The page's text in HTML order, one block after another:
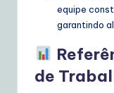
equipe
garantindo
de